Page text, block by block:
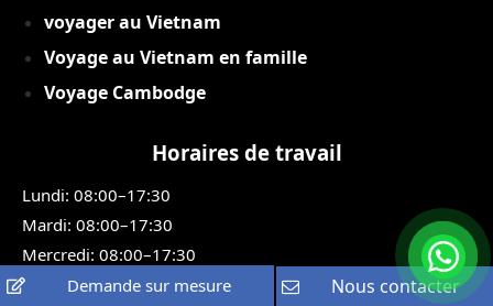
voyager au Vietnam
Voyage au Vietnam en famille
Voyage Cambodge
Horaires de travail
Lundi: 08:00–17:30
Mardi: 08:00–17:30
Mercredi: 08:00–17:30
Jeudi: 08:00–17:30
Demande sur mesure Nous contacter